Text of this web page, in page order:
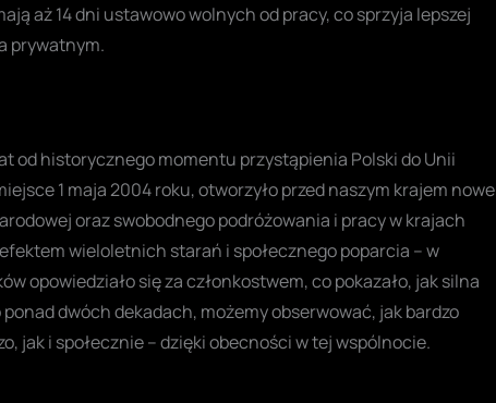
aż 14 dni ustawowo wolnych od pracy, co sprzyja lepszej
prywatnym.
od historycznego momentu przystąpienia Polski do Unii
1 maja 2004 roku, otworzyło przed naszym krajem nowe
oraz swobodnego podróżowania i pracy w krajach
wieloletnich starań i społecznego poparcia – w
opowiedziało się za członkostwem, co pokazało, jak silna
dwóch dekadach, możemy obserwować, jak bardzo
jak i społecznie – dzięki obecności w tej wspólnocie.